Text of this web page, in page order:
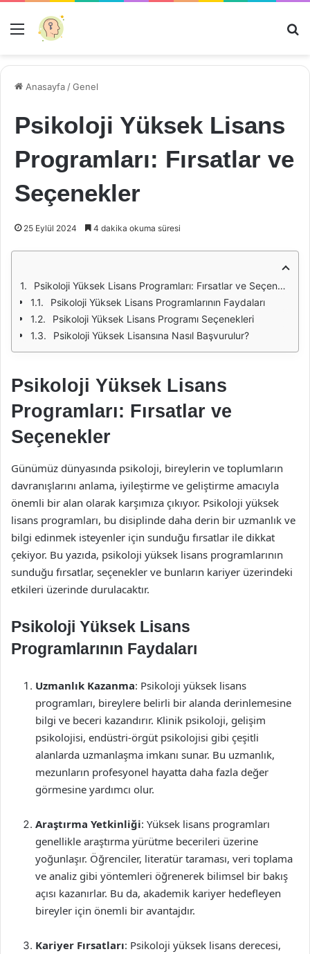
Menü
Anasayfa /Genel
Psikoloji Yüksek Lisans
Programları: Fırsatlar ve
Seçenekler
25 Eylül 2024 4 dakika okuma süresi
Psikoloji Yüksek Lisans Programları: Fırsatlar ve Seçenekler
Psikoloji Yüksek Lisans Programlarının Faydaları
Psikoloji Yüksek Lisans Programı Seçenekleri
Psikoloji Yüksek Lisansına Nasıl Başvurulur?
Psikoloji Yüksek Lisans
Programları: Fırsatlar ve
Seçenekler
Günümüz dünyasında psikoloji, bireylerin ve toplumların
davranışlarını anlama, iyileştirme ve geliştirme amacıyla
önemli bir alan olarak karşımıza çıkıyor. Psikoloji yüksek
lisans programları, bu disiplinde daha derin bir uzmanlık ve
bilgi edinmek isteyenler için sunduğu fırsatlar ile dikkat
çekiyor. Bu yazıda, psikoloji yüksek lisans programlarının
sunduğu fırsatlar, seçenekler ve bunların kariyer üzerindeki
etkileri üzerinde durulacaktır.
Psikoloji Yüksek Lisans
Programlarının Faydaları
Uzmanlık Kazanma: Psikoloji yüksek lisans
programları, bireylere belirli bir alanda derinlemesine
bilgi ve beceri kazandırır. Klinik psikoloji, gelişim
psikolojisi, endüstri-örgüt psikolojisi gibi çeşitli
alanlarda uzmanlaşma imkanı sunar. Bu uzmanlık,
mezunların profesyonel hayatta daha fazla değer
görmesine yardımcı olur.
Araştırma Yetkinliği: Yüksek lisans programları
genellikle araştırma yürütme becerileri üzerine
yoğunlaşır. Öğrenciler, literatür taraması, veri toplama
ve analiz gibi yöntemleri öğrenerek bilimsel bir bakış
açısı kazanırlar. Bu da, akademik kariyer hedefleyen
bireyler için önemli bir avantajdır.
Kariyer Fırsatları: Psikoloji yüksek lisans derecesi,